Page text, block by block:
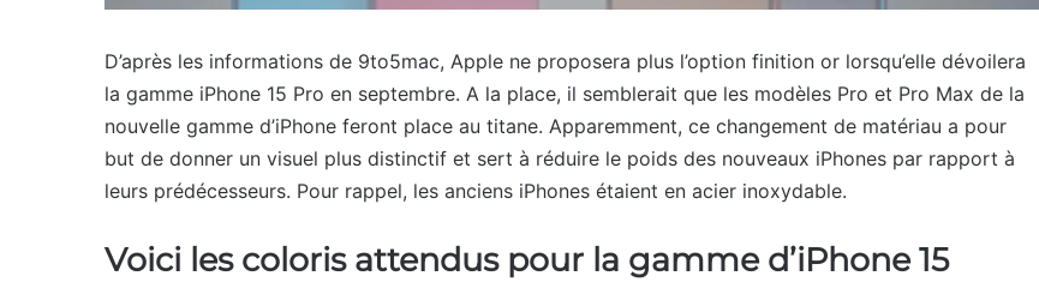
D’après les informations de 9to5mac, Apple ne proposera plus l’option finition or lorsqu’elle dévoilera
la gamme iPhone 15 Pro en septembre. A la place, il semblerait que les modèles Pro et Pro Max de la
nouvelle gamme d’iPhone feront place au titane. Apparemment, ce changement de matériau a pour
but de donner un visuel plus distinctif et sert à réduire le poids des nouveaux iPhones par rapport à
leurs prédécesseurs. Pour rappel, les anciens iPhones étaient en acier inoxydable.
Voici les coloris attendus pour la gamme d’iPhone 15